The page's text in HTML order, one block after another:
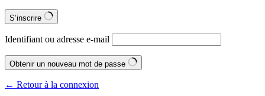
S’inscrire
Identifiant ou adresse e-mail
Obtenir un nouveau mot de passe
← Retour à la connexion